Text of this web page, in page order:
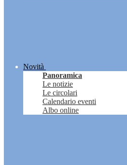
Novità
Panoramica
Le notizie
Le circolari
Calendario eventi
Albo online